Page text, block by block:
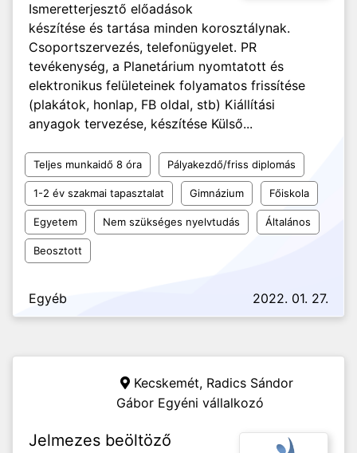
Ismeretterjesztő előadások
készítése és tartása minden korosztálynak.
Csoportszervezés, telefonügyelet. PR
tevékenység, a Planetárium nyomtatott és
elektronikus felületeinek folyamatos frissítése
(plakátok, honlap, FB oldal, stb) Kiállítási
anyagok tervezése, készítése Külső...
Teljes munkaidő 8 óra Pályakezdő/friss diplomás
1-2 év szakmai tapasztalat Gimnázium Főiskola
Egyetem Nem szükséges nyelvtudás Általános
Beosztott
Egyéb 2022. 01. 27.
Kecskemét, Radics Sándor
Gábor Egyéni vállalkozó
Jelmezes beöltöző